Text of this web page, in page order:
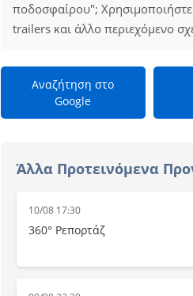
ποδοσφαίρου"; Χρησιμοποιήστε
trailers και άλλο περιεχόμενο
Αναζήτηση στο
Google
Άλλα Προτεινόμενα
10/08 17:30
360° Ρεπορτάζ